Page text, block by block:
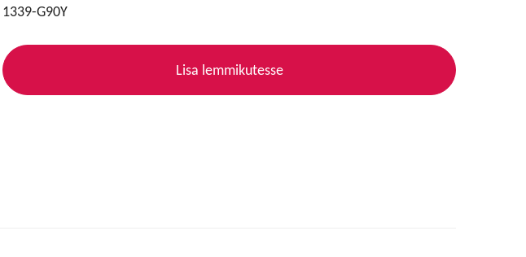
1339-G90Y
Lisa lemmikutesse